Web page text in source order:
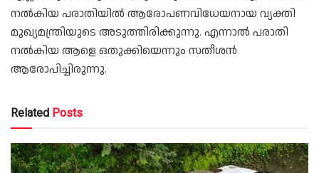
നല്‍കിയ പരാതിയില്‍ ആരോപണവിധേയനായ വ്യക്തി
മുഖ്യമന്ത്രിയുടെ അടുത്തിരിക്കുന്നു. എന്നാല്‍ പരാതി
നല്‍കിയ ആളെ ഒതുക്കിയെന്നും സതീശന്‍
ആരോപിച്ചിരുന്നു.
Related Posts